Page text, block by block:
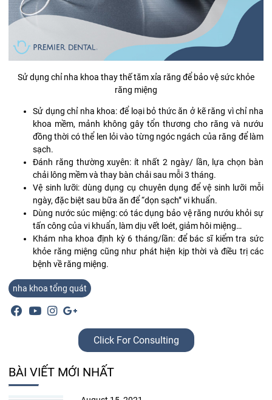
Sử dụng chỉ nha khoa thay thế tăm xỉa răng để bảo vệ sức khỏe
răng miệng
Sử dụng chỉ nha khoa: để loại bỏ thức ăn ở kẽ răng vì chỉ nha
khoa mềm, mảnh không gây tổn thương cho răng và nướu
đồng thời có thể len lỏi vào từng ngóc ngách của răng để làm
sạch.
Đánh răng thường xuyên: ít nhất 2 ngày/ lần, lựa chọn bàn
chải lông mềm và thay bàn chải sau mỗi 3 tháng.
Vệ sinh lưỡi: dùng dụng cụ chuyên dụng để vệ sinh lưỡi mỗi
ngày, đặc biệt sau bữa ăn để “dọn sạch” vi khuẩn.
Dùng nước súc miệng: có tác dụng bảo vệ răng nướu khỏi sự
tấn công của vi khuẩn, làm dịu vết loét, giảm hôi miệng…
Khám nha khoa định kỳ 6 tháng/lần: để bác sĩ kiểm tra sức
khỏe răng miệng cũng như phát hiện kịp thời và điều trị các
bệnh về răng miệng.
nha khoa tổng quát
Click For Consulting
BÀI VIẾT MỚI NHẤT